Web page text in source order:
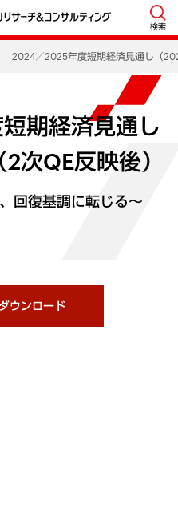
検索
2024／2025年度短期経済見通し（
期経済見通し
次QE反映後）
回復基調に転じる～
ウンロード